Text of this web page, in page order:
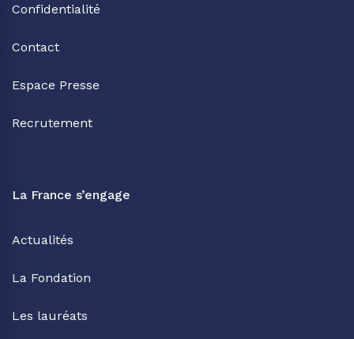
Confidentialité
Contact
Espace Presse
Recrutement
La France s’engage
Actualités
La Fondation
Les lauréats